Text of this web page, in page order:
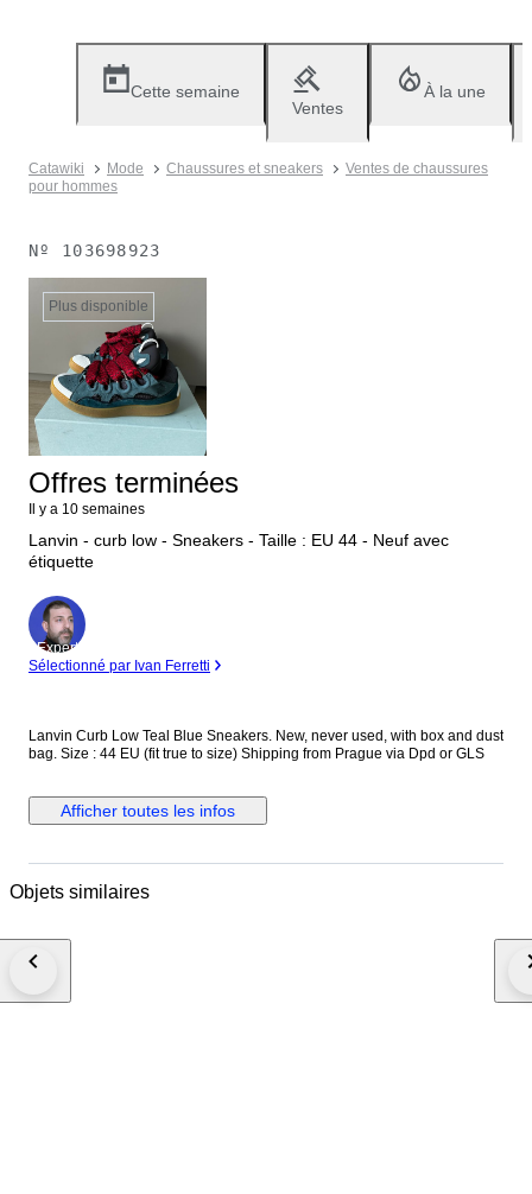
Cette semaine
Ventes
À la une
Catawiki Mode Chaussures et sneakers
Ventes de chaussures
pour hommes
Nº 103698923
Plus disponible
Offres terminées
Il y a 10 semaines
Lanvin - curb low - Sneakers - Taille : EU 44 - Neuf avec
étiquette
Expert
Sélectionné par Ivan Ferretti
Lanvin Curb Low Teal Blue Sneakers. New, never used, with box and dust
bag. Size : 44 EU (fit true to size) Shipping from Prague via Dpd or GLS
Afficher toutes les infos
Objets similaires